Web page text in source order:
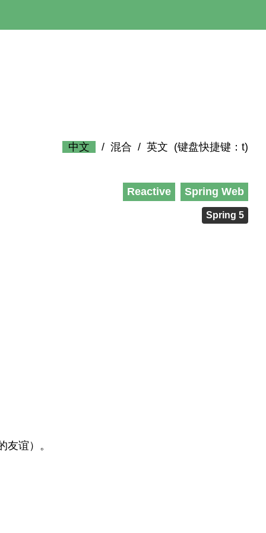
中文 / 混合 / 英文 (键盘快捷键：t)
Reactive Spring Web
Spring 5
友谊）。